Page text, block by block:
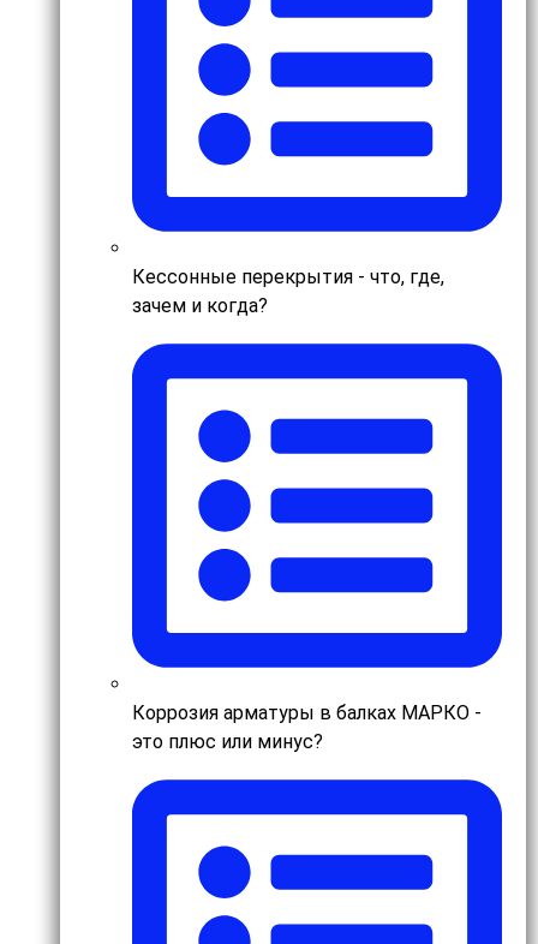
Кессонные перекрытия - что, где,
зачем и когда?
Коррозия арматуры в балках МАРКО -
это плюс или минус?